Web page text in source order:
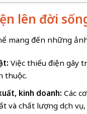
lên đời
mang đến những
Việc thiếu điện gây
thuộc.
kinh doanh: Các
và chất lượng dịch